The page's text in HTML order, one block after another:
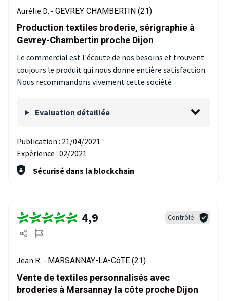
Aurélie D. - GEVREY CHAMBERTIN (21)
Production textiles broderie, sérigraphie à
Gevrey-Chambertin proche Dijon
Le commercial est l'écoute de nos besoins et trouvent
toujours le produit qui nous donne entière satisfaction.
Nous recommandons vivement cette société
Evaluation détaillée
Publication : 21/04/2021
Expérience : 02/2021
Sécurisé dans la blockchain
4,9 Contrôlé
Jean R. - MARSANNAY-LA-CôTE (21)
Vente de textiles personnalisés avec
broderies à Marsannay la côte proche Dijon